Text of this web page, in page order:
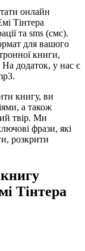
онлайн
Тінтера
та sms (смс).
для вашого
книги,
додаток, у нас є
книгу, ви
а також
твір. Ми
фрази, які
розкрити
Тінтера